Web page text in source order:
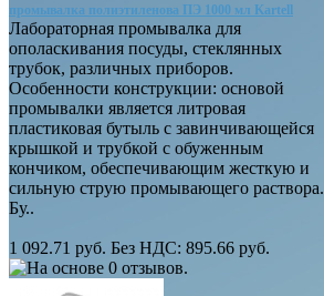
промывалка полиэтиленова ПЭ 1000 мл Kartell
Лабораторная промывалка для
ополаскивания посуды, стеклянных
трубок, различных приборов.
Особенности конструкции: основой
промывалки является литровая
пластиковая бутыль с завинчивающейся
крышкой и трубкой с обуженным
кончиком, обеспечивающим жесткую и
сильную струю промывающего раствора.
Бу..
1 092.71 руб. Без НДС: 895.66 руб.